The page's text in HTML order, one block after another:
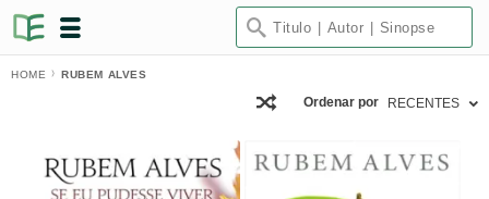
HOME RUBEM ALVES
Ordenar por RECENTES